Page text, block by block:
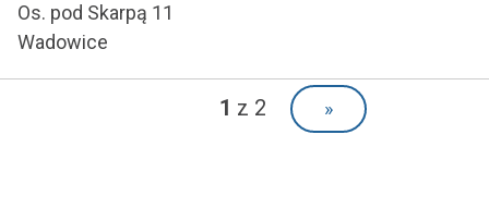
Os. pod Skarpą 11
Wadowice
1 z 2 »